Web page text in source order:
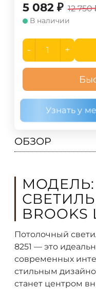
5 082 ₽ 12 750
В наличии
- +
Узнать у
ОБЗОР
BROOKS
Потолочный
8251 — это
современных
стильным
станет центром